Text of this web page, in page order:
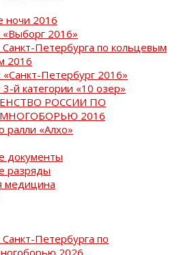
ночи 2016
«Выборг 2016»
Санкт-Петербурга по кольцевым
2016
«Санкт-Петербург 2016»
3-й категории «10 озер»
РОССИИ ПО
2016
ралли «Алхо»
документы
разряды
медицина
Санкт-Петербурга по
2026